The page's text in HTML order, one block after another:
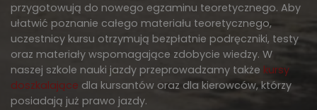
przygotowują do nowego egzaminu teoretycznego. Aby
ułatwić poznanie całego materiału teoretycznego,
uczestnicy kursu otrzymują bezpłatnie podręczniki, testy
oraz materiały wspomagające zdobycie wiedzy. W
naszej szkole nauki jazdy przeprowadzamy także kursy
doszkalające dla kursantów oraz dla kierowców, którzy
posiadają już prawo jazdy.